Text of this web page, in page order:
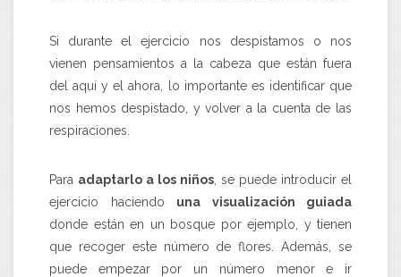
Si durante el ejercicio nos despistamos o nos
vienen pensamientos a la cabeza que están fuera
del aquí y el ahora, lo importante es identificar que
nos hemos despistado, y volver a la cuenta de las
respiraciones.
Para adaptarlo a los niños , se puede introducir el
ejercicio haciendo una visualización guiada
donde están en un bosque por ejemplo, y tienen
que recoger este número de flores. Además, se
puede empezar por un número menor e ir